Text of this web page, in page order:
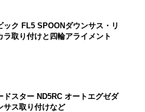
ック FL5 SPOONダウンサス・リ
ラ取り付けと四輪アライメント
ドスター ND5RC オートエグゼダ
サス取り付けなど